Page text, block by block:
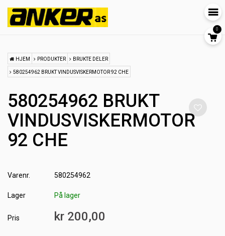
0
HJEM PRODUKTER BRUKTE DELER
580254962 BRUKT VINDUSVISKERMOTOR 92 CHE
580254962 BRUKT
VINDUSVISKERMOTOR
92 CHE
Varenr. 580254962
Lager På lager
Pris kr 200,00